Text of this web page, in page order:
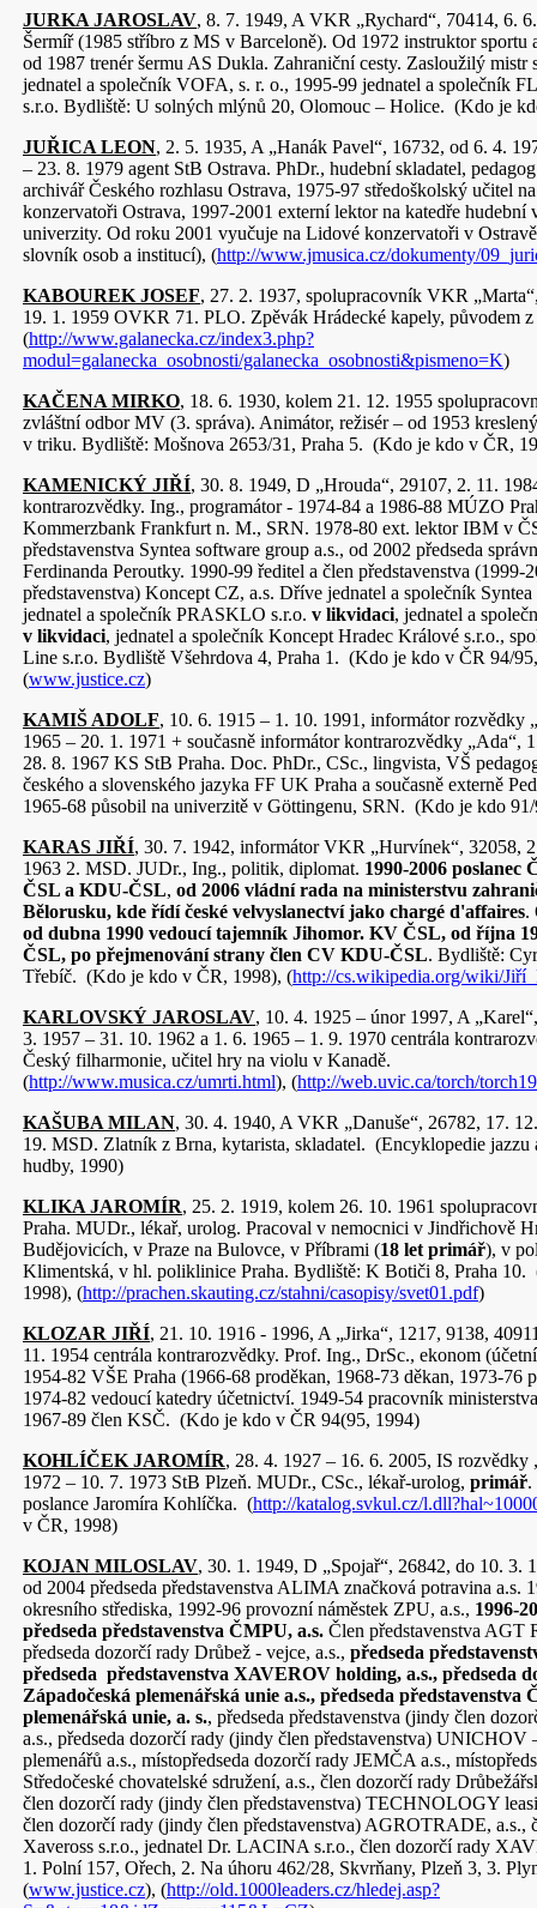
JURKA JAROSLAV, 8. 7. 1949, A VKR „Rychard“, 70414, 6.
Šermíř (1985 stříbro z MS v Barceloně). Od 1972 instruktor
od 1987 trenér šermu AS Dukla. Zahraniční cesty. Zasloužilý mistr
jednatel a společník VOFA, s. r. o., 1995-99 jednatel a společník
s.r.o. Bydliště: U solných mlýnů 20, Olomouc – Holice. (Kdo je
JUŘICA LEON, 2. 5. 1935, A „Hanák Pavel“, 16732, od 6. 4.
– 23. 8. 1979 agent StB Ostrava. PhDr., hudební skladatel,
archivář Českého rozhlasu Ostrava, 1975-97 středoškolský učitel
konzervatoři Ostrava, 1997-2001 externí lektor na katedře hudební
univerzity. Od roku 2001 vyučuje na Lidové konzervatoři v
slovník osob a institucí), (http://www.jmusica.cz/dokumenty/
KABOUREK JOSEF, 27. 2. 1937, spolupracovník VKR
19. 1. 1959 OVKR 71. PLO. Zpěvák Hrádecké kapely, původem
(http://www.galanecka.cz/index3.php?
modul=galanecka_osobnosti/galanecka_osobnosti&pismeno=K)
KAČENA MIRKO, 18. 6. 1930, kolem 21. 12. 1955
zvláštní odbor MV (3. správa). Animátor, režisér – od 1953
v triku. Bydliště: Mošnova 2653/31, Praha 5. (Kdo je kdo v ČR,
KAMENICKÝ JIŘÍ, 30. 8. 1949, D „Hrouda“, 29107, 2. 11.
kontrarozvědky. Ing., programátor - 1974-84 a 1986-88 MÚZO
Kommerzbank Frankfurt n. M., SRN. 1978-80 ext. lektor IBM v
představenstva Syntea software group a.s., od 2002 předseda
Ferdinanda Peroutky. 1990-99 ředitel a člen představenstva (1999-
představenstva) Koncept CZ, a.s. Dříve jednatel a společník
jednatel a společník PRASKLO s.r.o. v likvidaci, jednatel a
v likvidaci, jednatel a společník Koncept Hradec Králové s.r.o.,
Line s.r.o. Bydliště Všehrdova 4, Praha 1. (Kdo je kdo v ČR 94/
(www.justice.cz)
KAMIŠ ADOLF, 10. 6. 1915 – 1. 10. 1991, informátor rozvědky
1965 – 20. 1. 1971 + současně informátor kontrarozvědky „Ada“,
28. 8. 1967 KS StB Praha. Doc. PhDr., CSc., lingvista, VŠ
českého a slovenského jazyka FF UK Praha a současně externě
1965-68 působil na univerzitě v Göttingenu, SRN. (Kdo je kdo
KARAS JIŘÍ, 30. 7. 1942, informátor VKR „Hurvínek“, 32058,
1963 2. MSD. JUDr., Ing., politik, diplomat. 1990-2006 poslanec
ČSL a KDU-ČSL, od 2006 vládní rada na ministerstvu
Bělorusku, kde řídí české velvyslanectví jako chargé d'affaires.
od dubna 1990 vedoucí tajemník Jihomor. KV ČSL, od října
ČSL, po přejmenování strany člen CV KDU-ČSL. Bydliště:
Třebíč. (Kdo je kdo v ČR, 1998), (http://cs.wikipedia.org/wiki/
KARLOVSKÝ JAROSLAV, 10. 4. 1925 – únor 1997, A
3. 1957 – 31. 10. 1962 a 1. 6. 1965 – 1. 9. 1970 centrála
Český filharmonie, učitel hry na violu v Kanadě.
(http://www.musica.cz/umrti.html), (http://web.uvic.ca/torch/
KAŠUBA MILAN, 30. 4. 1940, A VKR „Danuše“, 26782, 17.
19. MSD. Zlatník z Brna, kytarista, skladatel. (Encyklopedie jazzu
hudby, 1990)
KLIKA JAROMÍR, 25. 2. 1919, kolem 26. 10. 1961
Praha. MUDr., lékař, urolog. Pracoval v nemocnici v Jindřichově
Budějovicích, v Praze na Bulovce, v Příbrami (18 let primář), v
Klimentská, v hl. poliklinice Praha. Bydliště: K Botiči 8, Praha
1998), (http://prachen.skauting.cz/stahni/casopisy/svet01.pdf)
KLOZAR JIŘÍ, 21. 10. 1916 - 1996, A „Jirka“, 1217, 9138,
11. 1954 centrála kontrarozvědky. Prof. Ing., DrSc., ekonom
1954-82 VŠE Praha (1966-68 proděkan, 1968-73 děkan, 1973-76
1974-82 vedoucí katedry účetnictví. 1949-54 pracovník
1967-89 člen KSČ. (Kdo je kdo v ČR 94(95, 1994)
KOHLÍČEK JAROMÍR, 28. 4. 1927 – 16. 6. 2005, IS rozvědky
1972 – 10. 7. 1973 StB Plzeň. MUDr., CSc., lékař-urolog, primář.
poslance Jaromíra Kohlíčka. (http://katalog.svkul.cz/
v ČR, 1998)
KOJAN MILOSLAV, 30. 1. 1949, D „Spojař“, 26842, do 10. 3.
od 2004 předseda představenstva ALIMA značková potravina a.s.
okresního střediska, 1992-96 provozní náměstek ZPU, a.s., 1996-
předseda představenstva ČMPU, a.s. Člen představenstva AGT
předseda dozorčí rady Drůbež - vejce, a.s., předseda
předseda představenstva XAVEROV holding, a.s., předseda
Západočeská plemenářská unie a.s., předseda představenstva
plemenářská unie, a. s., předseda představenstva (jindy člen
a.s., předseda dozorčí rady (jindy člen představenstva) UNICHOV
plemenářů a.s., místopředseda dozorčí rady JEMČA a.s.,
Středočeské chovatelské sdružení, a.s., člen dozorčí rady
člen dozorčí rady (jindy člen představenstva) TECHNOLOGY
člen dozorčí rady (jindy člen představenstva) AGROTRADE, a.s.,
Xaveross s.r.o., jednatel Dr. LACINA s.r.o., člen dozorčí rady
1. Polní 157, Ořech, 2. Na úhoru 462/28, Skvrňany, Plzeň 3, 3.
(www.justice.cz), (http://old.1000leaders.cz/hledej.asp?